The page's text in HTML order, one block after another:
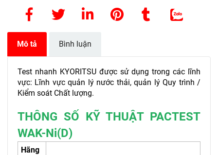
Mô tả Bình luận
Test nhanh KYORITSU được sử dụng trong các lĩnh
vực: Lĩnh vực quản lý nước thải, quản lý Quy trình /
Kiểm soát Chất lượng.
THÔNG SỐ KỸ THUẬT PACTEST
WAK-Ni(D)
Hãng